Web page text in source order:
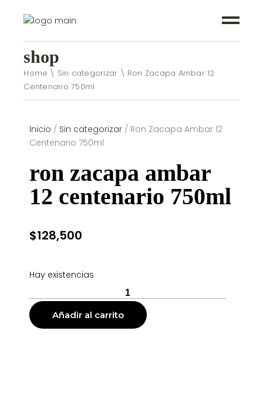
shop
Home Sin categorizar
Ron Zacapa Ambar 12
Centenario 750ml
Inicio / Sin categorizar / Ron Zacapa Ambar 12
Centenario 750ml
ron zacapa ambar
12 centenario 750ml
$128,500
Hay existencias
Añadir al carrito